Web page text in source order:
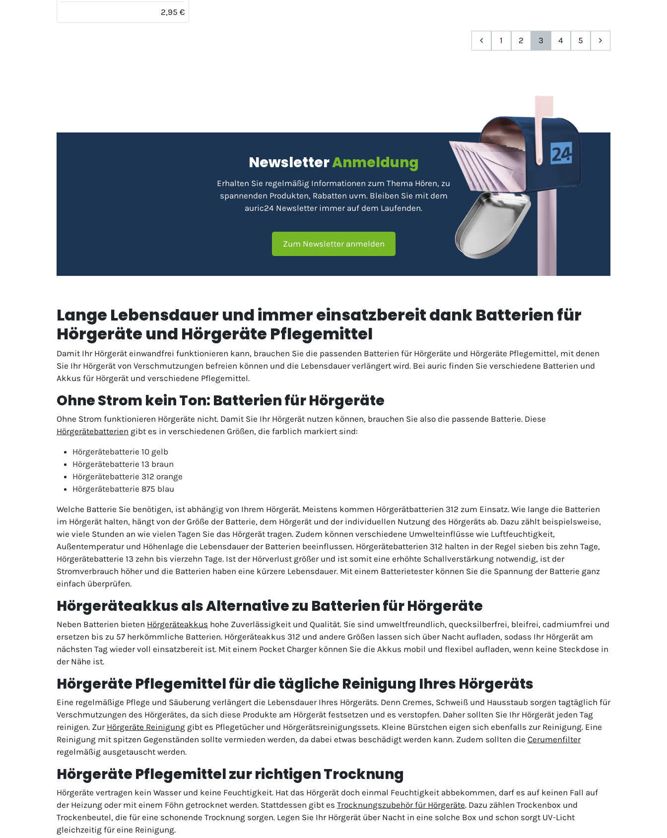
2,95 €
1 2 3 4 5
NewsletterAnmeldung
Erhalten Sie regelmäßig Informationen zum Thema Hören, zu
spannenden Produkten, Rabatten uvm. Bleiben Sie mit dem
auric24 Newsletter immer auf dem Laufenden.
Zum Newsletter anmelden
Lange Lebensdauer und immer einsatzbereit dank Batterien für
Hörgeräte und Hörgeräte Pflegemittel
Damit Ihr Hörgerät einwandfrei funktionieren kann, brauchen Sie die passenden Batterien für Hörgeräte und Hörgeräte Pflegemittel, mit denen
Sie Ihr Hörgerät von Verschmutzungen befreien können und die Lebensdauer verlängert wird. Bei auric finden Sie verschiedene Batterien und
Akkus für Hörgerät und verschiedene Pflegemittel.
Ohne Strom kein Ton: Batterien für Hörgeräte
Ohne Strom funktionieren Hörgeräte nicht. Damit Sie Ihr Hörgerät nutzen können, brauchen Sie also die passende Batterie. Diese
Hörgerätebatterien gibt es in verschiedenen Größen, die farblich markiert sind:
Hörgerätebatterie 10 gelb
Hörgerätebatterie 13 braun
Hörgerätebatterie 312 orange
Hörgerätebatterie 875 blau
Welche Batterie Sie benötigen, ist abhängig von Ihrem Hörgerät. Meistens kommen Hörgerätbatterien 312 zum Einsatz. Wie lange die Batterien
im Hörgerät halten, hängt von der Größe der Batterie, dem Hörgerät und der individuellen Nutzung des Hörgeräts ab. Dazu zählt beispielsweise,
wie viele Stunden an wie vielen Tagen Sie das Hörgerät tragen. Zudem können verschiedene Umwelteinflüsse wie Luftfeuchtigkeit,
Außentemperatur und Höhenlage die Lebensdauer der Batterien beeinflussen. Hörgerätebatterien 312 halten in der Regel sieben bis zehn Tage,
Hörgerätebatterie 13 zehn bis vierzehn Tage. Ist der Hörverlust größer und ist somit eine erhöhte Schallverstärkung notwendig, ist der
Stromverbrauch höher und die Batterien haben eine kürzere Lebensdauer. Mit einem Batterietester können Sie die Spannung der Batterie ganz
einfach überprüfen.
Hörgeräteakkus als Alternative zu Batterien für Hörgeräte
Neben Batterien bieten Hörgeräteakkus hohe Zuverlässigkeit und Qualität. Sie sind umweltfreundlich, quecksilberfrei, bleifrei, cadmiumfrei und
ersetzen bis zu 57 herkömmliche Batterien. Hörgeräteakkus 312 und andere Größen lassen sich über Nacht aufladen, sodass Ihr Hörgerät am
nächsten Tag wieder voll einsatzbereit ist. Mit einem Pocket Charger können Sie die Akkus mobil und flexibel aufladen, wenn keine Steckdose in
der Nähe ist.
Hörgeräte Pflegemittel für die tägliche Reinigung Ihres Hörgeräts
Eine regelmäßige Pflege und Säuberung verlängert die Lebensdauer Ihres Hörgeräts. Denn Cremes, Schweiß und Hausstaub sorgen tagtäglich für
Verschmutzungen des Hörgerätes, da sich diese Produkte am Hörgerät festsetzen und es verstopfen. Daher sollten Sie Ihr Hörgerät jeden Tag
reinigen. Zur Hörgeräte Reinigung gibt es Pflegetücher und Hörgerätsreinigungssets. Kleine Bürstchen eigen sich ebenfalls zur Reinigung. Eine
Reinigung mit spitzen Gegenständen sollte vermieden werden, da dabei etwas beschädigt werden kann. Zudem sollten die Cerumenfilter
regelmäßig ausgetauscht werden.
Hörgeräte Pflegemittel zur richtigen Trocknung
Hörgeräte vertragen kein Wasser und keine Feuchtigkeit. Hat das Hörgerät doch einmal Feuchtigkeit abbekommen, darf es auf keinen Fall auf
der Heizung oder mit einem Föhn getrocknet werden. Stattdessen gibt es Trocknungszubehör für Hörgeräte. Dazu zählen Trockenbox und
Trockenbeutel, die für eine schonende Trocknung sorgen. Legen Sie Ihr Hörgerät über Nacht in eine solche Box und schon sorgt UV-Licht
gleichzeitig für eine Reinigung.